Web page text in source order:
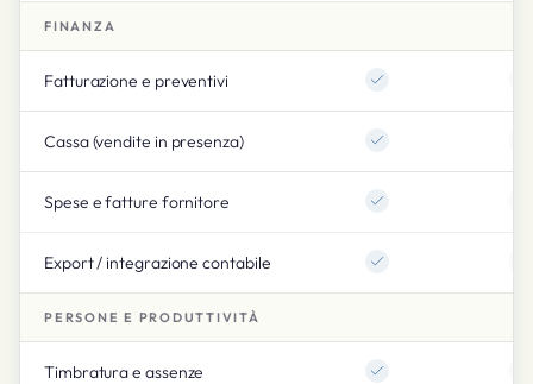
FINANZA
Fatturazione e preventivi
Cassa (vendite in presenza)
Spese e fatture fornitore
Export / integrazione contabile
PERSONE E PRODUTTIVITÀ
Timbratura e assenze